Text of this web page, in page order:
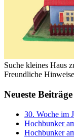
Suche kleines Haus
Freundliche
Neueste Beiträge
30. Woche im
Hochbunker
Hochbunker